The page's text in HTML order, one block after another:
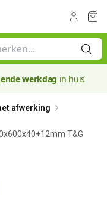
werkdag in huis
afwerking
T&G